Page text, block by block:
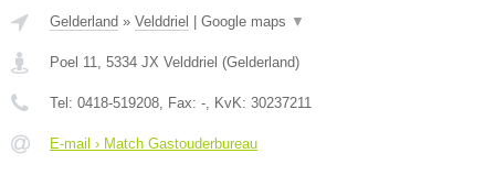
Gelderland » Velddriel Google maps ▼
Poel 11, 5334 JX Velddriel (Gelderland)
Tel: 0418-519208, Fax: -, KvK: 30237211
E-mail › Match Gastouderbureau